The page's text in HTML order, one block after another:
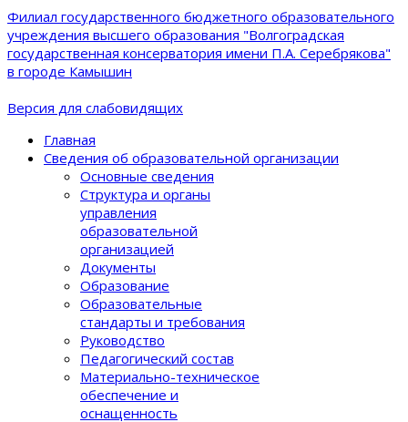
Филиал государственного бюджетного образовательного
учреждения высшего образования "Волгоградская
государственная консерватория имени П.А. Серебрякова"
в городе Камышин
Версия для слабовидящих
Главная
Сведения об образовательной организации
Основные сведения
Структура и органы
управления
образовательной
организацией
Документы
Образование
Образовательные
стандарты и требования
Руководство
Педагогический состав
Материально-техническое
обеспечение и
оснащенность